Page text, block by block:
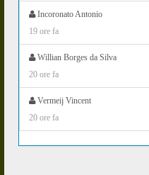
Incoronato Antonio
19 ore fa
Willian Borges da Silva
20 ore fa
Vermeij Vincent
20 ore fa